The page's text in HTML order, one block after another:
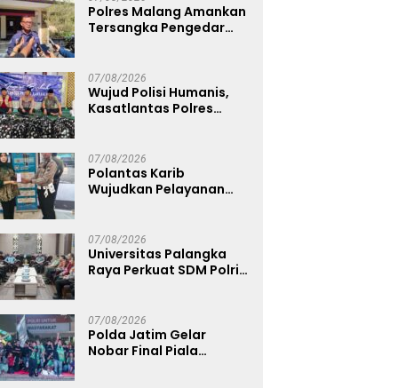
Polres Malang Amankan
Tersangka Pengedar
Ganja 131 Gram
07/08/2026
Wujud Polisi Humanis,
Kasatlantas Polres
Berkah di Masjid Syekh
Ahmad Ibrahim
07/08/2026
Polantas Karib
Wujudkan Pelayanan
Humanis
07/08/2026
Universitas Palangka
Raya Perkuat SDM Polri
07/08/2026
Polda Jatim Gelar
Nobar Final Piala